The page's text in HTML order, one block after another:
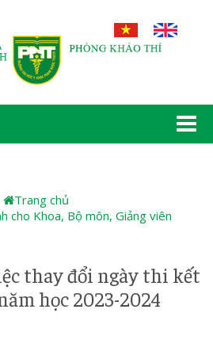
Trang chủ
cho Khoa, Bộ môn, Giảng viên
thay đổi ngày thi kết
học 2023-2024